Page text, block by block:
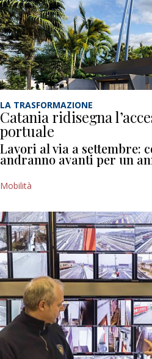
LA TRASFORMAZIONE
Catania ridisegna
portuale
Lavori al via a settembre:
andranno avanti per un
Mobilità